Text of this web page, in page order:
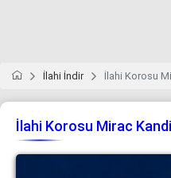
İlahi İndir İlahi Korosu
İlahi Korosu Mirac